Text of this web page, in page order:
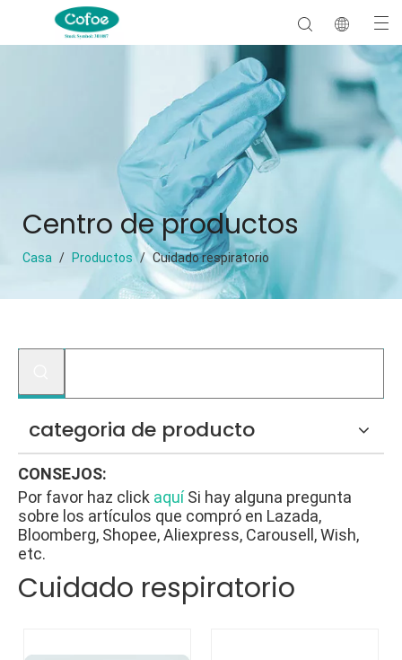
Centro de productos
Casa / Productos / Cuidado respiratorio
categoria de producto
CONSEJOS:
Por favor haz click aquí Si hay alguna pregunta
sobre los artículos que compró en Lazada,
Bloomberg, Shopee, Aliexpress, Carousell, Wish,
etc.
Cuidado respiratorio